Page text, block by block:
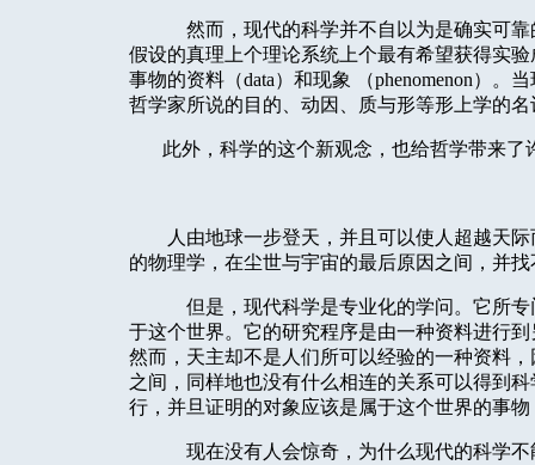
然而，现代的科学并不自以为是确实可
假设的真理上个理论系统上个最有希望获得实
事物的资料（data）和现象 （phenomenon）
。
哲学家所说的目的、动因、质与形等形上学的
此外，科学的这个新观念，也给哲学带来
人由地球一步登天，并且可以使人超越天
的物理学，在尘世与宇宙的最后原因之间，并
但是，现代科学是专业化的学问。它所
于这个世界。它的研究程序是由一种资料进行
然而，天主却不是人们所可以经验的一种资料
之间，同样地也没有什么相连的关系可以得到
行，并旦证明的对象应该是属于这个世界的事
现在没有人会惊奇，为什么现代的科学